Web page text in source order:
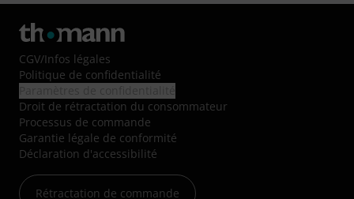
CGV/Infos légales
Politique de confidentialité
Droit de rétractation du consommateur
Processus de commande
Garantie légale de conformité
Déclaration d'accessibilité
Rétractation de commande